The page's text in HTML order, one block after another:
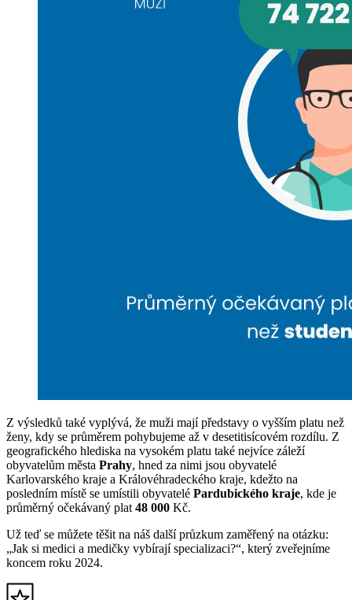
Z výsledků také vyplývá, že muži mají představy o vyšším platu než
ženy, kdy se průměrem pohybujeme až v desetitisícovém rozdílu. Z
geografického hlediska na vysokém platu také nejvíce záleží
obyvatelům města Prahy, hned za nimi jsou obyvatelé
Karlovarského kraje a Královéhradeckého kraje, kdežto na
posledním místě se umístili obyvatelé Pardubického kraje, kde je
průměrný očekávaný plat 48 000 Kč.
Už teď se můžete těšit na náš další průzkum zaměřený na otázku:
„Jak si medici a medičky vybírají specializaci?“, který zveřejníme
koncem roku 2024.